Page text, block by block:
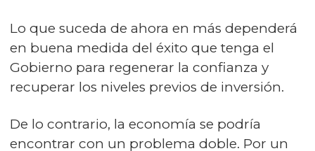
Lo que suceda de ahora en más dependerá
en buena medida del éxito que tenga el
Gobierno para regenerar la confianza y
recuperar los niveles previos de inversión.
De lo contrario, la economía se podría
encontrar con un problema doble. Por un